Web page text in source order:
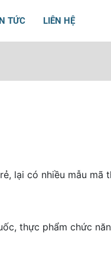
TỨC LIÊN HỆ
lại có nhiều mẫu mã
thực phẩm chức